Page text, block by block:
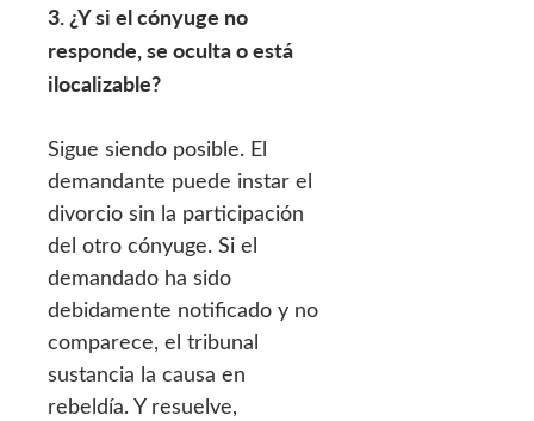
3. ¿Y si el cónyuge no
responde, se oculta o está
ilocalizable?
Sigue siendo posible. El
demandante puede instar el
divorcio sin la participación
del otro cónyuge. Si el
demandado ha sido
debidamente notificado y no
comparece, el tribunal
sustancia la causa en
rebeldía. Y resuelve,